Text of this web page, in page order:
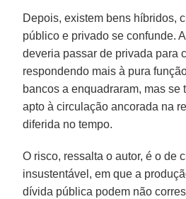
Depois, existem bens híbridos,
público e privado se confunde.
deveria passar de privada para
respondendo mais à pura
bancos a enquadraram, mas se
apto à circulação ancorada na
diferida no tempo.
O risco, ressalta o autor, é o de
insustentável, em que a
dívida pública podem não